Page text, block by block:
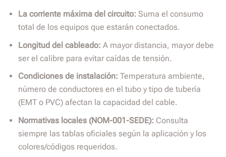
La corriente máxima del circuito: Suma el consumo
total de los equipos que estarán conectados.
Longitud del cableado: A mayor distancia, mayor debe
ser el calibre para evitar caídas de tensión.
Condiciones de instalación: Temperatura ambiente,
número de conductores en el tubo y tipo de tubería
(EMT o PVC) afectan la capacidad del cable.
Normativas locales (NOM-001-SEDE): Consulta
siempre las tablas oficiales según la aplicación y los
colores/códigos requeridos.